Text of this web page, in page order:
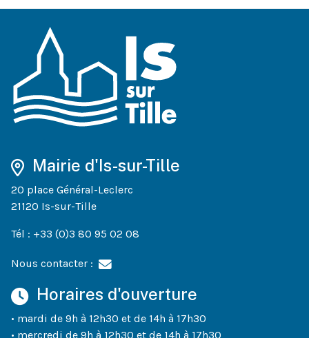
Mairie d'Is-sur-Tille
20 place Général-Leclerc
21120 Is-sur-Tille
Tél : +33 (0)3 80 95 02 08
Nous contacter :
Horaires d'ouverture
• mardi de 9h à 12h30 et de 14h à 17h30
• mercredi de 9h à 12h30 et de 14h à 17h30